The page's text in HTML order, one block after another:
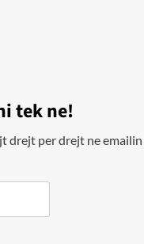
tek ne!
drejt per drejt ne